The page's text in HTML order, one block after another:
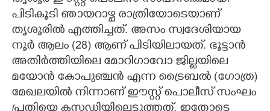
പിടികൂടി ഞായറാഴ്ച രാത്രിയോടെയാണ്
തൃശൂരിൽ എത്തിച്ചത്. അസം സ്വദേശിയായ
നൂർ ആലം (28) ആണ് പിടിയിലായത്. ഭൂട്ടാൻ
അതിർത്തിയിലെ മോറിഗാവോ ജില്ലയിലെ
മയോൻ കോപുഞ്ചൻ എന്ന ട്രൈബൽ (ഗോത്ര)
മേഖലയിൽ നിന്നാണ് ഈസ്റ്റ് പൊലീസ് സംഘം